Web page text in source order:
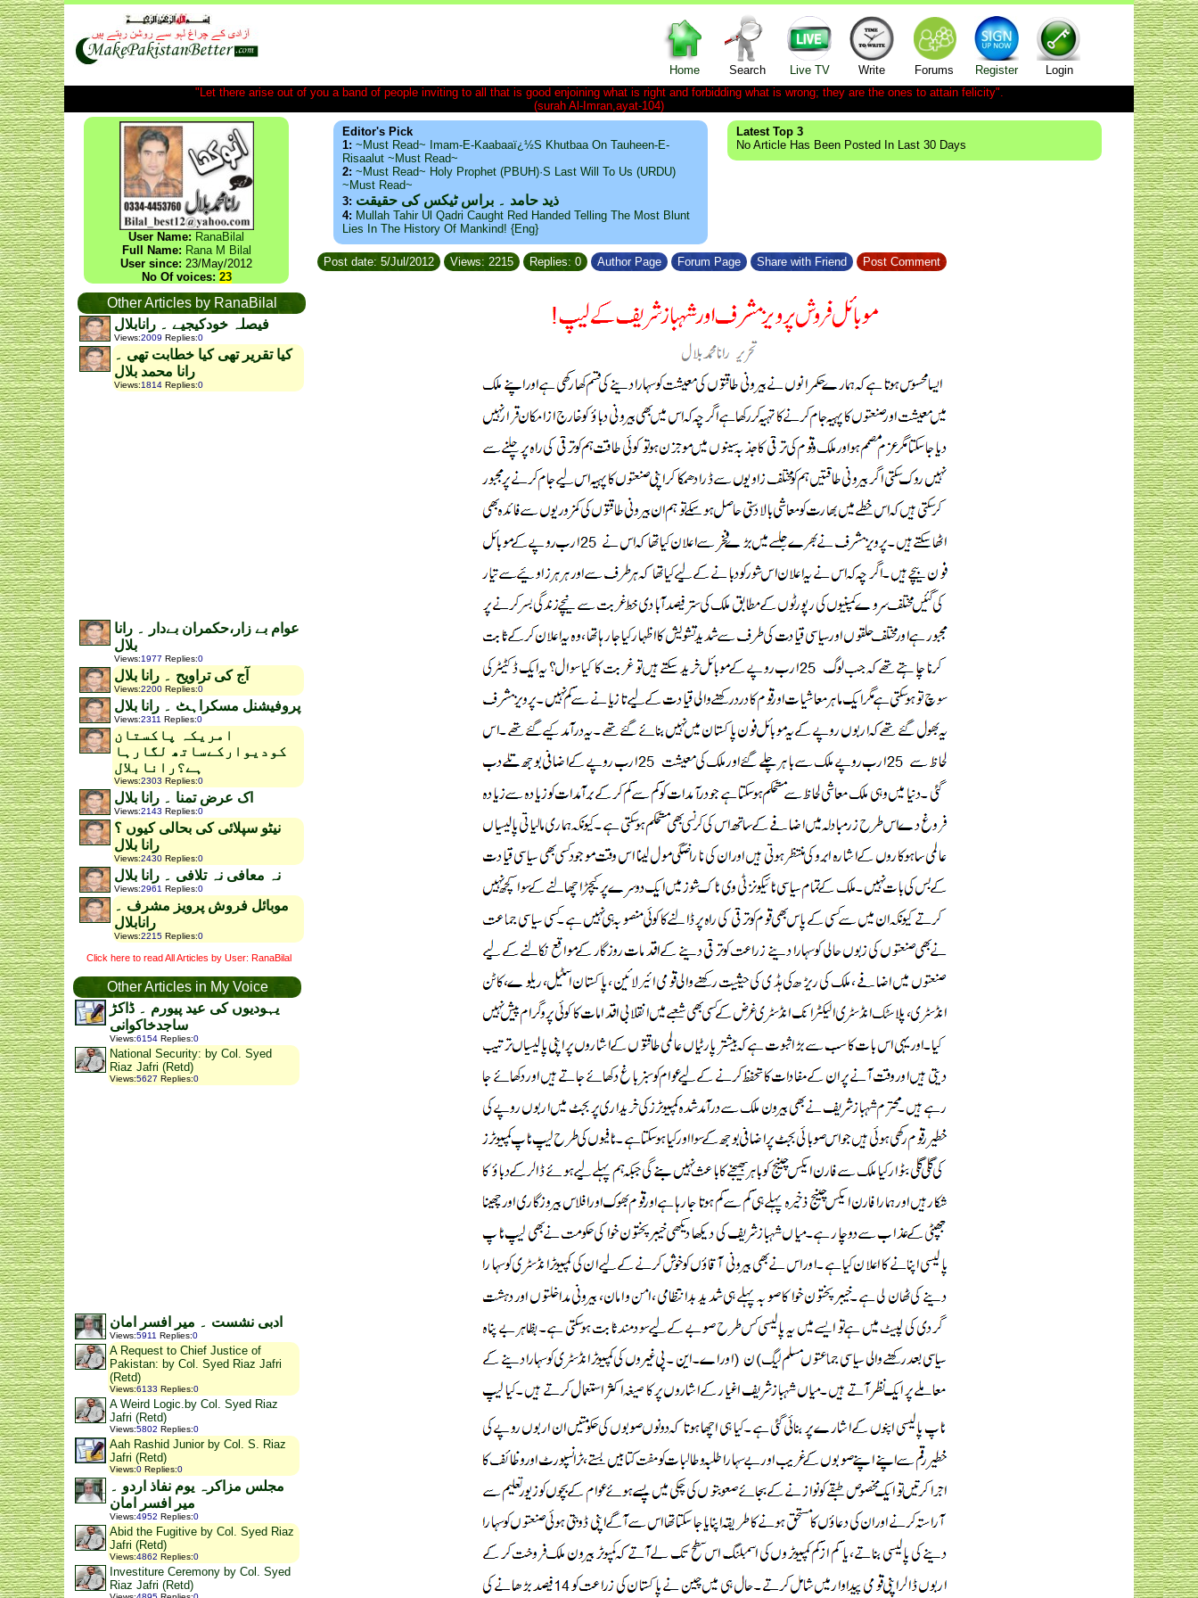
Home Search Live TV Write Forums Register
Login
"Let there arise out of you a band of people inviting to all that is good enjoining what is right and forbidding what is wrong; they are the ones to attain felicity".
(surah Al-Imran,ayat-104)
User Name: RanaBilal
Full Name: Rana M Bilal
User since: 23/May/2012
No Of voices: 23
Other Articles by RanaBilal
فیصلہ خودکیجیے ۔ رانابلال
Views:2009 Replies:0
کیا تقریر تھی کیا خطابت تھی ۔
رانا محمد بلال
Views:1814 Replies:0
عوام بے زار،حکمران بےدار ۔ رانا
بلال
Views:1977 Replies:0
آج کی تراویح ۔ رانا بلال
Views:2200 Replies:0
پروفیشنل مسکراہٹ ۔ رانا بلال
Views:2311 Replies:0
امریکہ پاکستان
کودیوارکےساتھ لگارہا
ہے؟رانابلال
Views:2303 Replies:0
اک عرض تمنا ۔ رانا بلال
Views:2143 Replies:0
نیٹو سپلائی کی بحالی کیوں ؟
رانا بلال
Views:2430 Replies:0
نہ معافی نہ تلافی ۔ رانا بلال
Views:2961 Replies:0
موبائل فروش پرویز مشرف ۔
رانابلال
Views:2215 Replies:0
Click here to read All Articles by User: RanaBilal
Other Articles in My Voice
یہودیوں کی عید پیورم ۔ ڈاکڑ
ساجدخاکوانی
Views:6154 Replies:0
National Security: by Col. Syed
Riaz Jafri (Retd)
Views:5627 Replies:0
ادبی نشست ۔ میر افسر امان
Views:5911 Replies:0
A Request to Chief Justice of
Pakistan: by Col. Syed Riaz Jafri
(Retd)
Views:6133 Replies:0
A Weird Logic.by Col. Syed Riaz
Jafri (Retd)
Views:5802 Replies:0
Aah Rashid Junior by Col. S. Riaz
Jafri (Retd)
Views:0 Replies:0
مجلس مزاکرہ یوم نفاذ اردو ۔
میر افسر امان
Views:4952 Replies:0
Abid the Fugitive by Col. Syed Riaz
Jafri (Retd)
Views:4862 Replies:0
Investiture Ceremony by Col. Syed
Riaz Jafri (Retd)
Editor's Pick
1: ~Must Read~ Imam-E-Kaabaaï¿½s Khutbaa On Tauheen-E-
Risaalut ~Must Read~
2: ~Must Read~ Holy Prophet (PBUH)·s Last Will To Us (URDU)
~Must Read~
3: ذید حامد ۔ براس ٹیکس کی حقیقت
4: Mullah Tahir Ul Qadri Caught Red Handed Telling The Most Blunt
Lies In The History Of Mankind! {Eng}
Latest Top 3
No Article Has Been Posted In Last 30 Days
Post date: 5/Jul/2012 Views: 2215 Replies: 0 Author Page Forum Page Share with Friend Post Comment